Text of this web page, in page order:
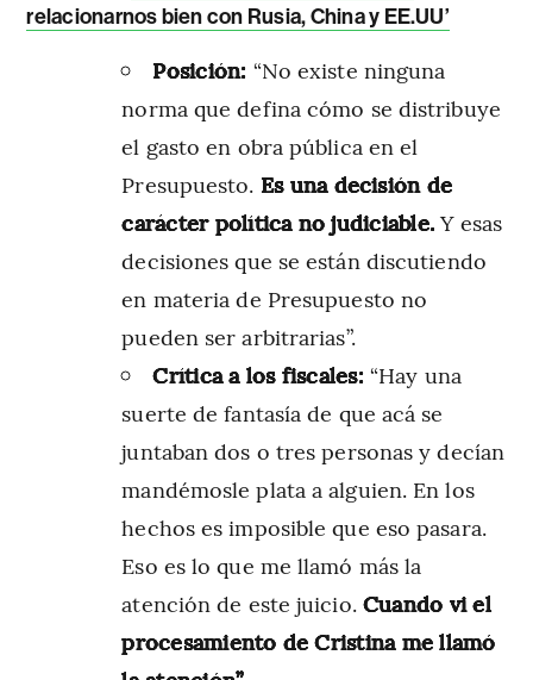
relacionarnos bien con Rusia, China y EE.UU’
Posición: “No existe ninguna
norma que defina cómo se distribuye
el gasto en obra pública en el
Presupuesto. Es una decisión de
carácter política no judiciable.Y esas
decisiones que se están discutiendo
en materia de Presupuesto no
pueden ser arbitrarias”.
Crítica a los fiscales: “Hay una
suerte de fantasía de que acá se
juntaban dos o tres personas y decían
mandémosle plata a alguien. En los
hechos es imposible que eso pasara.
Eso es lo que me llamó más la
atención de este juicio. Cuando vi el
procesamiento de Cristina me llamó